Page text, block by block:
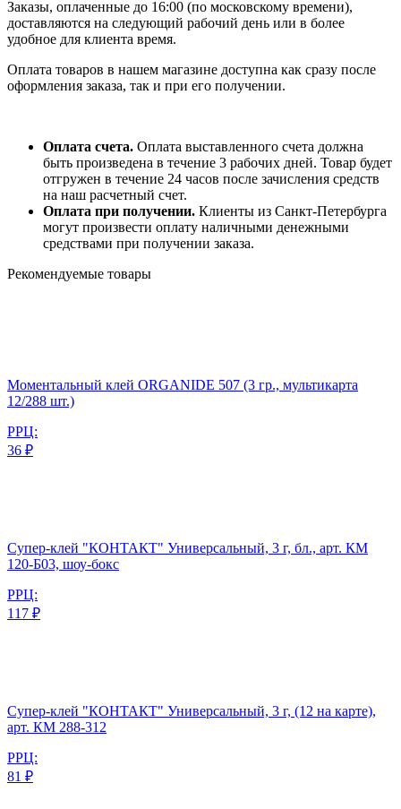
Заказы, оплаченные до 16:00 (по московскому времени),
доставляются на следующий рабочий день или в более
удобное для клиента время.
Оплата товаров в нашем магазине доступна как сразу после
оформления заказа, так и при его получении.
Оплата счета. Оплата выставленного счета должна
быть произведена в течение 3 рабочих дней. Товар будет
отгружен в течение 24 часов после зачисления средств
на наш расчетный счет.
Оплата при получении. Клиенты из Санкт-Петербурга
могут произвести оплату наличными денежными
средствами при получении заказа.
Рекомендуемые товары
Моментальный клей ORGANIDE 507 (3 гр., мультикарта
12/288 шт.)
РРЦ:
36 ₽
Супер-клей "КОНТАКТ" Универсальный, 3 г, бл., арт. КМ
120-Б03, шоу-бокс
РРЦ:
117 ₽
Супер-клей "КОНТАКТ" Универсальный, 3 г, (12 на карте),
арт. КМ 288-312
РРЦ:
81 ₽